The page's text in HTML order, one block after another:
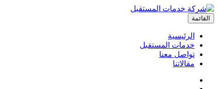
القائمة
الرئيسية
خدمات المستقبل
تواصل معنا
مقالاتنا